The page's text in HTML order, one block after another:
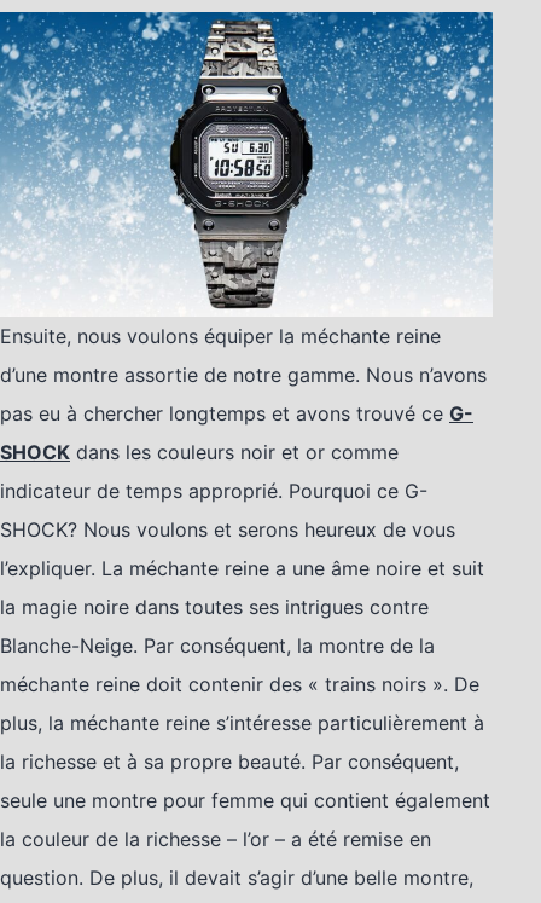
Ensuite, nous voulons équiper la méchante reine
d’une montre assortie de notre gamme. Nous n’avons
pas eu à chercher longtemps et avons trouvé ce G-
SHOCK dans les couleurs noir et or comme
indicateur de temps approprié. Pourquoi ce G-
SHOCK? Nous voulons et serons heureux de vous
l’expliquer. La méchante reine a une âme noire et suit
la magie noire dans toutes ses intrigues contre
Blanche-Neige. Par conséquent, la montre de la
méchante reine doit contenir des « trains noirs ». De
plus, la méchante reine s’intéresse particulièrement à
la richesse et à sa propre beauté. Par conséquent,
seule une montre pour femme qui contient également
la couleur de la richesse – l’or – a été remise en
question. De plus, il devait s’agir d’une belle montre,